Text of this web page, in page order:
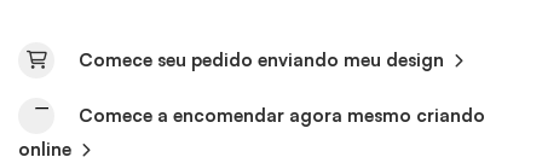
Comece seu pedido enviando meu design
Comece a encomendar agora mesmo criando
online